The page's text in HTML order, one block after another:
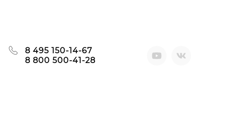
8 495 150-14-67
8 800 500-41-28